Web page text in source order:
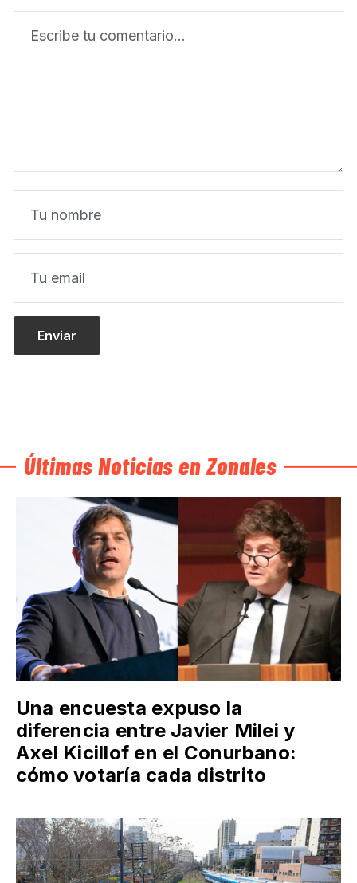
Últimas Noticias en Zonales
Una encuesta expuso la
diferencia entre Javier Milei y
Axel Kicillof en el Conurbano:
cómo votaría cada distrito